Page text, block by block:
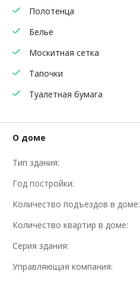
Полотенца
Белье
Москитная сетка
Тапочки
Туалетная бумага
О доме
Тип здания:
Год постройки:
Количество подъездов в доме:
Количество квартир в доме:
Серия здания:
Управляющая компания: